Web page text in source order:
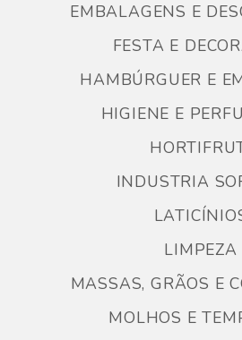
EMBALAGENS E
FESTA E
HAMBÚRGUER E
HIGIENE E
INDUSTRIA
LIMPEZA
MASSAS, GRÃOS E
MOLHOS E